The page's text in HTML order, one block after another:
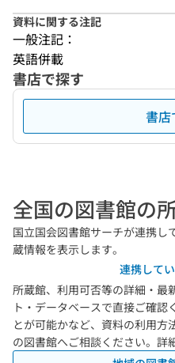
資料に関する注記
一般注記：
英語併載
書店で探す
書店
全国の図書館の
国立国会図書館サーチが連携し
蔵情報を表示します。
連携して
所蔵館、利用可否等の詳細・最
ト・データベースで直接ご確認
とが可能かなど、資料の利用方
の図書館へご相談ください。詳